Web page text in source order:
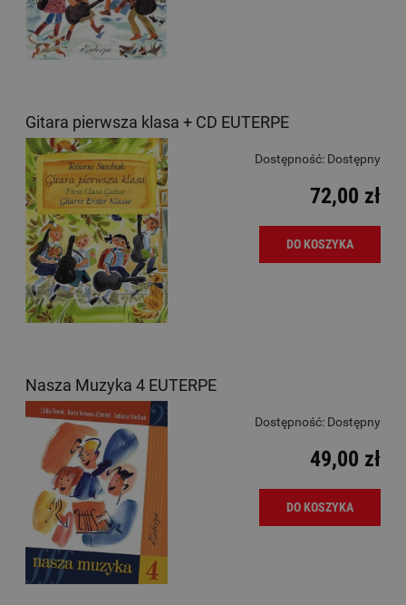
Gitara pierwsza klasa + CD EUTERPE
Dostępność: Dostępny
72,00 zł
DO KOSZYKA
Nasza Muzyka 4 EUTERPE
Dostępność: Dostępny
49,00 zł
DO KOSZYKA